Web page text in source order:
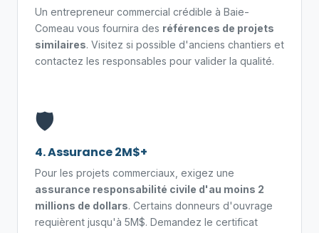
Un entrepreneur commercial crédible à Baie-
Comeau vous fournira des références de projets
similaires. Visitez si possible d'anciens chantiers et
contactez les responsables pour valider la qualité.
🛡️
4. Assurance 2M$+
Pour les projets commerciaux, exigez une
assurance responsabilité civile d'au moins 2
millions de dollars. Certains donneurs d'ouvrage
requièrent jusqu'à 5M$. Demandez le certificat